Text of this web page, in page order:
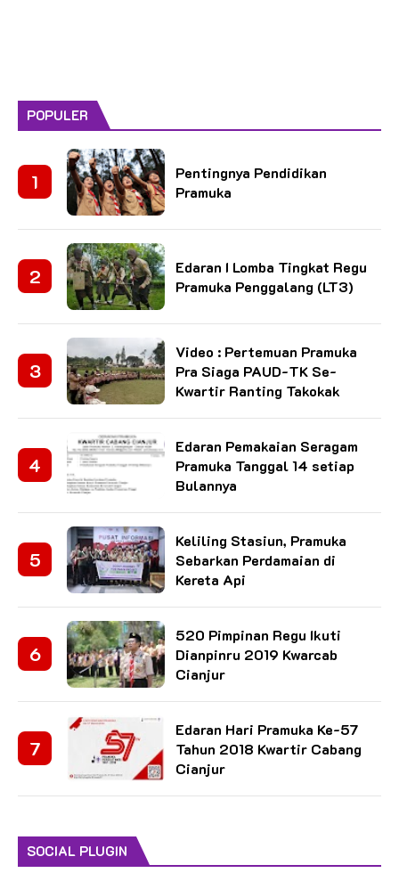
POPULER
Pentingnya Pendidikan
Pramuka
Edaran I Lomba Tingkat Regu
Pramuka Penggalang (LT3)
Video : Pertemuan Pramuka
Pra Siaga PAUD-TK Se-
Kwartir Ranting Takokak
Edaran Pemakaian Seragam
Pramuka Tanggal 14 setiap
Bulannya
Keliling Stasiun, Pramuka
Sebarkan Perdamaian di
Kereta Api
520 Pimpinan Regu Ikuti
Dianpinru 2019 Kwarcab
Cianjur
Edaran Hari Pramuka Ke-57
Tahun 2018 Kwartir Cabang
Cianjur
SOCIAL PLUGIN